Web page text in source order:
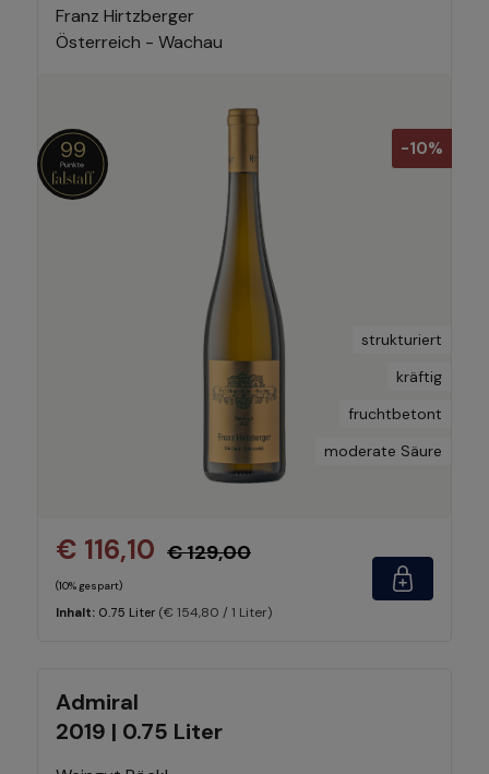
Franz Hirtzberger
Österreich - Wachau
-10%
99
strukturiert
kräftig
fruchtbetont
moderate Säure
€ 116,10 € 129,00
(10% gespart)
Inhalt: 0.75 Liter (€ 154,80 / 1 Liter)
Admiral
2019 | 0.75 Liter